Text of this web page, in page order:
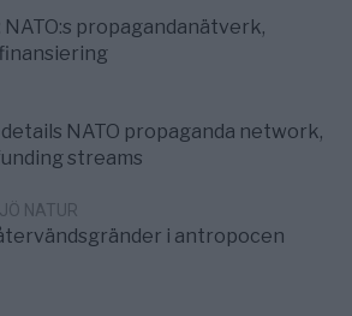
NATO:s propagandanätverk,
NATO propaganda network,
streams
NATUR
i antropocen